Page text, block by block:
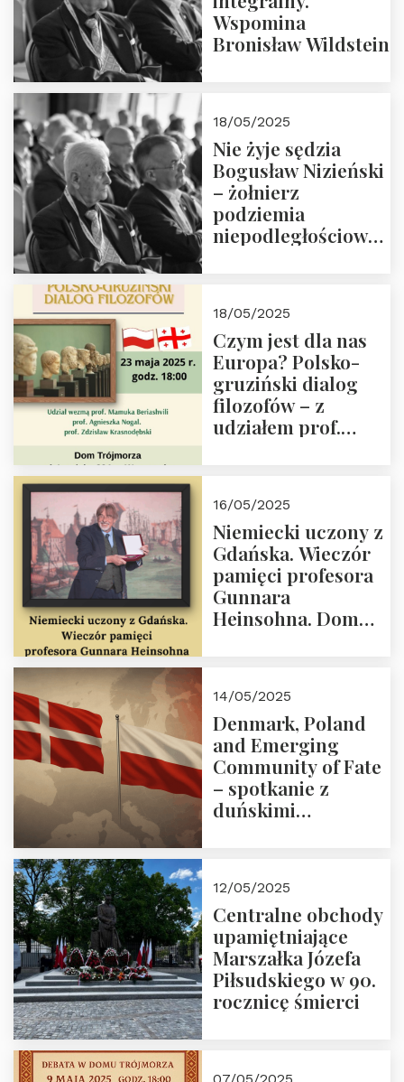
Wspomina
Bronisław Wildstein
18/05/2025
Nie żyje sędzia
Bogusław Nizieński
– żołnierz
podziemia
niepodległościowego
społeczny, członek
Kapituły Nagrody
im. Prezydenta
Lecha
Kaczyńskiego.
Wielki autorytet.
18/05/2025
Czym jest dla nas
Europa? Polsko-
gruziński dialog
filozofów – z
udziałem prof.
Dom Trójmorza 23
maja 2025 r. godz.
18:00.
16/05/2025
Niemiecki uczony z
Gdańska. Wieczór
pamięci profesora
Gunnara
Heinsohna. Dom
14/05/2025
Denmark, Poland
and Emerging
Community of Fate
– spotkanie z
duńskimi
12/05/2025
Centralne obchody
upamiętniające
Marszałka Józefa
Piłsudskiego w 90.
rocznicę śmierci